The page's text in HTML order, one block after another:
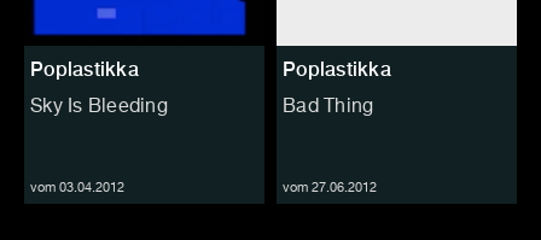
Poplastikka
Sky Is Bleeding
vom 03.04.2012
Poplastikka
Bad Thing
vom 27.06.2012